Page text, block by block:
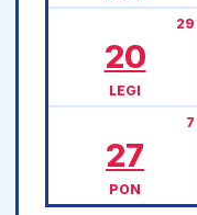
20
29
LEGI
27
7
PON